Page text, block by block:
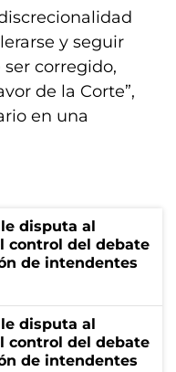
y seguir
corregido,
de la Corte”,
en una
disputa al
control del debate
de intendentes
disputa al
control del debate
de intendentes